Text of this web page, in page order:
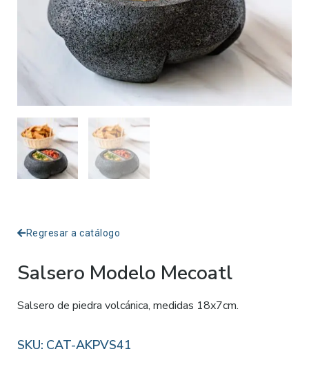
Regresar a catálogo
Salsero Modelo Mecoatl
Salsero de piedra volcánica, medidas 18x7cm.
SKU: CAT-AKPVS41